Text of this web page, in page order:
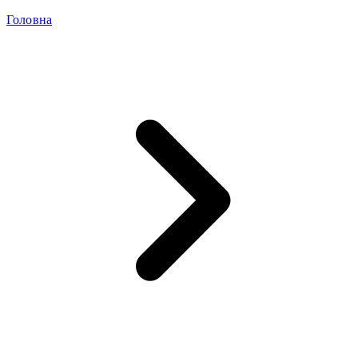
Головна